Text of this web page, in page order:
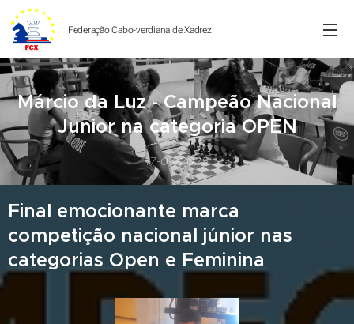
Federação Cabo-verdiana deXadrez
Márcio da Luz - Campeão Nacional
Junior na categoria OPEN
17-08-2025
Final emocionante marca
competição nacional júnior nas
categorias Open e Feminina